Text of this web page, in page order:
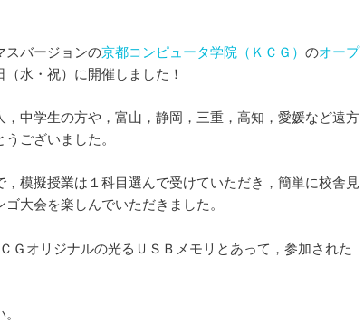
スバージョンの京都コンピュータ学院（ＫＣＧ） のオープ
（水・祝）に開催しました！
中学生の方や，富山，静岡，三重，高知，愛媛など遠方
ございました。
，模擬授業は１科目選んで受けていただき，簡単に校舎見
大会を楽しんでいただきました。
Ｇオリジナルの光るＵＳＢメモリとあって，参加された